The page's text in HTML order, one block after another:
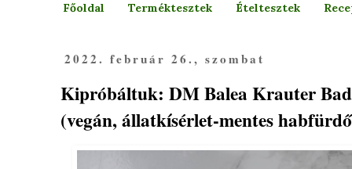
Főoldal Terméktesztek Ételtesztek
2022. február 26., szombat
Kipróbáltuk: DM Balea Krauter
(vegán, állatkísérlet-mentes